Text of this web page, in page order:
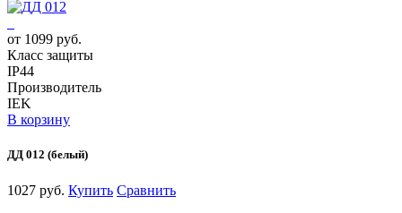
от 1099 руб.
Класс защиты
IP44
Производитель
IEK
В корзину
ДД 012 (белый)
1027 руб. Купить Сравнить